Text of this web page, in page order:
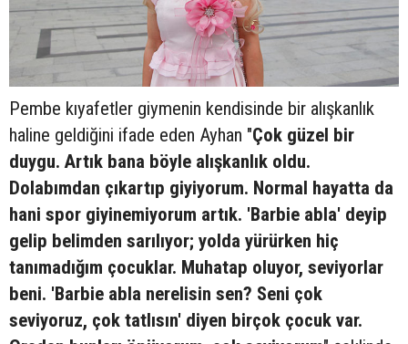
Pembe kıyafetler giymenin kendisinde bir alışkanlık
haline geldiğini ifade eden Ayhan "Çok güzel bir
duygu. Artık bana böyle alışkanlık oldu.
Dolabımdan çıkartıp giyiyorum. Normal hayatta da
hani spor giyinemiyorum artık. 'Barbie abla' deyip
gelip belimden sarılıyor; yolda yürürken hiç
tanımadığım çocuklar. Muhatap oluyor, seviyorlar
beni. 'Barbie abla nerelisin sen? Seni çok
seviyoruz, çok tatlısın' diyen birçok çocuk var.